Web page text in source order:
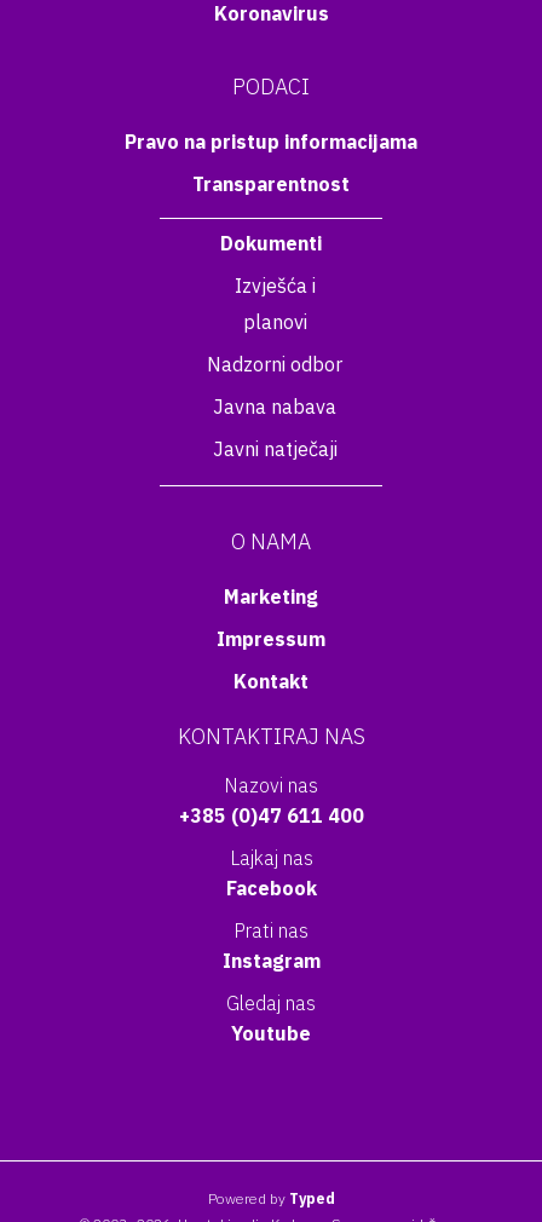
Koronavirus
PODACI
Pravo na pristup informacijama
Transparentnost
Dokumenti
Izvješća i
planovi
Nadzorni odbor
Javna nabava
Javni natječaji
O NAMA
Marketing
Impressum
Kontakt
KONTAKTIRAJ NAS
Nazovi nas
+385 (0)47 611 400
Lajkaj nas
Facebook
Prati nas
Instagram
Gledaj nas
Youtube
Powered by Typed